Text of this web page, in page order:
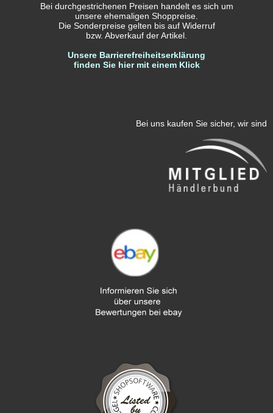
Bei durchgestrichenen Preisen handelt es sich um
unsere ehemaligen Shoppreise.
Die Sonderpreise gelten bis auf Widerruf
bzw. Abverkauf der Artikel.
Unsere Barrierefreiheitserklärung
finden Sie hier mit einem Klick
Bei uns kaufen Sie sicher, wir sind